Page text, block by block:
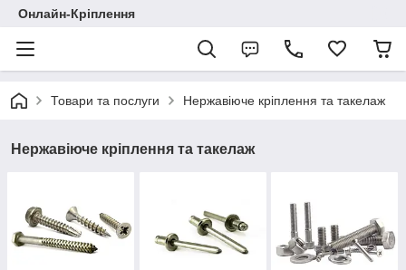
Онлайн-Кріплення
Товари та послуги Нержавіюче кріплення та такелаж
Нержавіюче кріплення та такелаж